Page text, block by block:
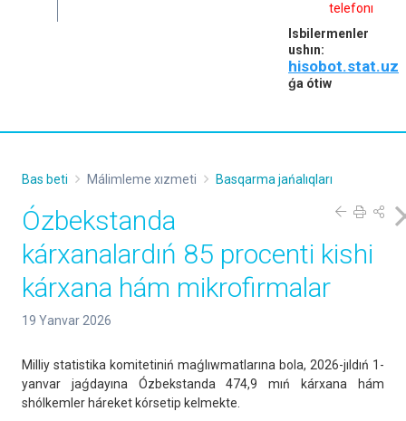
telefonı
Isbilermenler
ushın:
hisobot.stat.uz
ǵa ótiw
Bas beti Málimleme xızmeti Basqarma jańalıqları
Ózbekstanda
kárxanalardıń 85 procenti kishi
kárxana hám mikrofirmalar
19 Yanvar 2026
Milliy statistika komitetiniń maǵlıwmatlarına bola, 2026-jıldıń 1-
yanvar jaǵdayına Ózbekstanda 474,9 mıń kárxana hám
shólkemler háreket kórsetip kelmekte.